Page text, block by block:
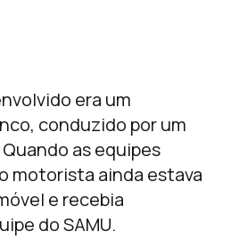
era um
conduzido por um
as equipes
motorista ainda estava
e recebia
do SAMU.